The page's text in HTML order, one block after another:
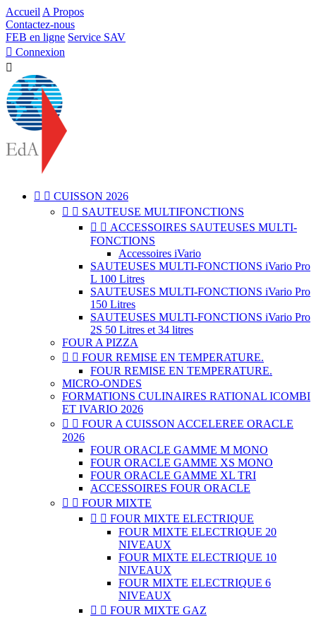
Accueil A Propos
Contactez-nous
FEB en ligne Service SAV
 Connexion

  CUISSON 2026
  SAUTEUSE MULTIFONCTIONS
  ACCESSOIRES SAUTEUSES MULTI-
FONCTIONS
Accessoires iVario
SAUTEUSES MULTI-FONCTIONS iVario Pro
L 100 Litres
SAUTEUSES MULTI-FONCTIONS iVario Pro
150 Litres
SAUTEUSES MULTI-FONCTIONS iVario Pro
2S 50 Litres et 34 litres
FOUR A PIZZA
  FOUR REMISE EN TEMPERATURE.
FOUR REMISE EN TEMPERATURE.
MICRO-ONDES
FORMATIONS CULINAIRES RATIONAL ICOMBI
ET IVARIO 2026
  FOUR A CUISSON ACCELEREE ORACLE
2026
FOUR ORACLE GAMME M MONO
FOUR ORACLE GAMME XS MONO
FOUR ORACLE GAMME XL TRI
ACCESSOIRES FOUR ORACLE
  FOUR MIXTE
  FOUR MIXTE ELECTRIQUE
FOUR MIXTE ELECTRIQUE 20
NIVEAUX
FOUR MIXTE ELECTRIQUE 10
NIVEAUX
FOUR MIXTE ELECTRIQUE 6
NIVEAUX
  FOUR MIXTE GAZ